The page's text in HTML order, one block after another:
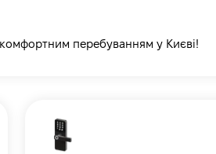
перебуванням у Києві!